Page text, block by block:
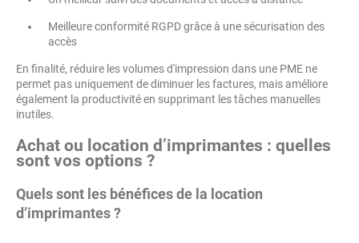
Meilleure conformité RGPD grâce à une sécurisation des
accès
En finalité, réduire les volumes d'impression dans une PME ne
permet pas uniquement de diminuer les factures, mais améliore
également la productivité en supprimant les tâches manuelles
inutiles.
Achat ou location d’imprimantes : quelles
sont vos options ?
Quels sont les bénéfices de la location
d’imprimantes ?